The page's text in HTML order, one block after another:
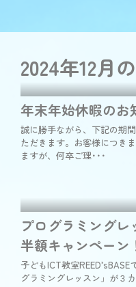
2024年12月の
年末年始休暇のお
誠に勝手ながら、下記の期
ただきます。お客様につき
ますが、何卒ご理･･･
プログラミング
半額キャンペーン
子どもICT教室
グラミングレッスン」が３